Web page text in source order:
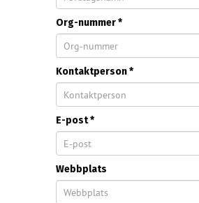
Org-nummer *
Kontaktperson *
E-post *
Webbplats